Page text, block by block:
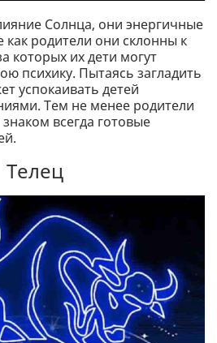
Солнца, они энергичные
родители они склонны к
которых их дети могут
психику. Пытаясь загладить
успокаивать детей
Тем не менее родители
всегда готовые
Телец